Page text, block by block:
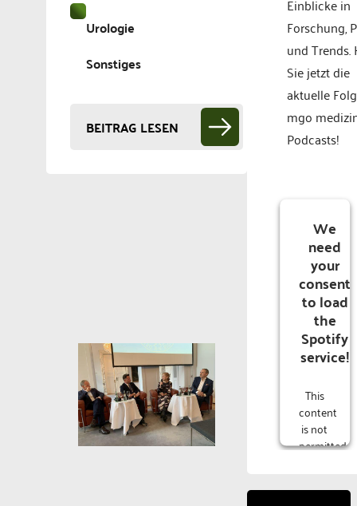
Urologie
Sonstiges
BEITRAG LESEN
Forschung,
und Trends.
Sie jetzt die
aktuelle
mgo
Podcasts!
We
need
your
consent
to load
the
Spotify
service!
This
content
is not
permitted
due to